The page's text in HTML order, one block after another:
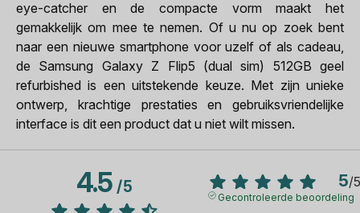
eye-catcher en de compacte vorm maakt het
gemakkelijk om mee te nemen. Of u nu op zoek bent
naar een nieuwe smartphone voor uzelf of als cadeau,
de Samsung Galaxy Z Flip5 (dual sim) 512GB geel
refurbished is een uitstekende keuze. Met zijn unieke
ontwerp, krachtige prestaties en gebruiksvriendelijke
interface is dit een product dat u niet wilt missen.
4.5/5 5/5
Gecontroleerde beoordeling